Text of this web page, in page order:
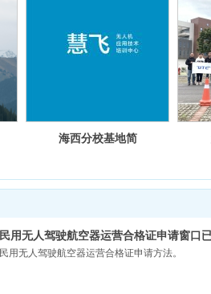
民用无人驾驶航空器运营合格证申请窗口
民用无人驾驶航空器运营合格证申请方法。
海西分校基地简